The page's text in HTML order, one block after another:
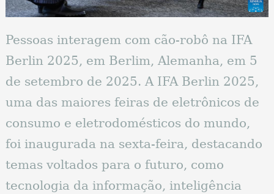
Pessoas interagem com cão-robô na IFA
Berlin 2025, em Berlim, Alemanha, em 5
de setembro de 2025. A IFA Berlin 2025,
uma das maiores feiras de eletrônicos de
consumo e eletrodomésticos do mundo,
foi inaugurada na sexta-feira, destacando
temas voltados para o futuro, como
tecnologia da informação, inteligência